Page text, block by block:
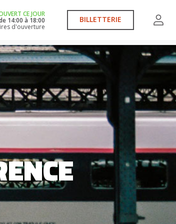
CE JOUR
14:00 à 18:00
d'ouverture
BILLETTERIE